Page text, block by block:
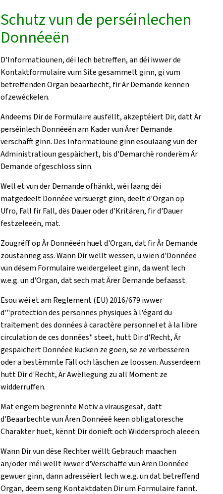
Schutz vun de perséinlechen
Donnéeën
D'Informatiounen, déi Iech betreffen, an déi iwwer de
Kontaktformulaire vum Site gesammelt ginn, gi vum
betreffenden Organ beaarbecht, fir Är Demande kënnen
ofzewéckelen.
Andeems Dir de Formulaire ausfëllt, akzeptéiert Dir, datt Är
perséinlech Donnéeën am Kader vun Ärer Demande
verschafft ginn. Dës Informatioune ginn esoulaang vun der
Administratioun gespäichert, bis d'Demarchë ronderëm Är
Demande ofgeschloss sinn.
Well et vun der Demande ofhänkt, wéi laang déi
matgedeelt Donnéeë versuergt ginn, deelt d'Organ op
Ufro, Fall fir Fall, dës Dauer oder d'Kritären, fir d'Dauer
festzeleeën, mat.
Zougrëff op Är Donnéeën huet d'Organ, dat fir Är Demande
zoustänneg ass. Wann Dir wëllt wëssen, u wien d'Donnéeë
vun dësem Formulaire weidergeleet ginn, da went Iech
w.e.g. un d'Organ, dat sech mat Ärer Demande befaasst.
Esou wéi et am Reglement (EU) 2016/679 iwwer
d'"protection des personnes physiques à l'égard du
traitement des données à caractère personnel et à la libre
circulation de ces données" steet, hutt Dir d'Recht, Är
gespäichert Donnéeë kucken ze goen, se ze verbesseren
oder a bestëmmte Fäll och läschen ze loossen. Ausserdeem
hutt Dir d'Recht, Är Awëllegung zu all Moment ze
widderruffen.
Mat engem begrënnte Motiv a virausgesat, datt
d'Beaarbechte vun Ären Donnéeë keen obligatoresche
Charakter huet, kënnt Dir donieft och Widdersproch aleeën.
Wann Dir vun dëse Rechter wëllt Gebrauch maachen
an/oder méi wëllt iwwer d'Verschaffe vun Ären Donnéeë
gewuer ginn, dann adresséiert Iech w.e.g. un dat betreffend
Organ, deem seng Kontaktdaten Dir um Formulaire fannt.